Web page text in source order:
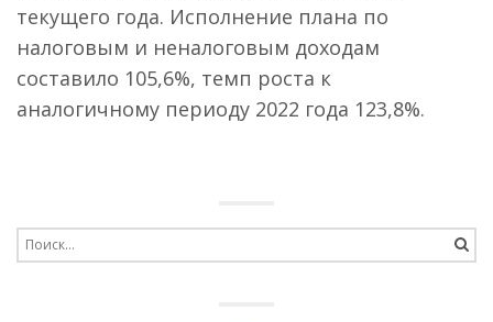
текущего года. Исполнение плана по
налоговым и неналоговым доходам
составило 105,6%, темп роста к
аналогичному периоду 2022 года 123,8%.
for: